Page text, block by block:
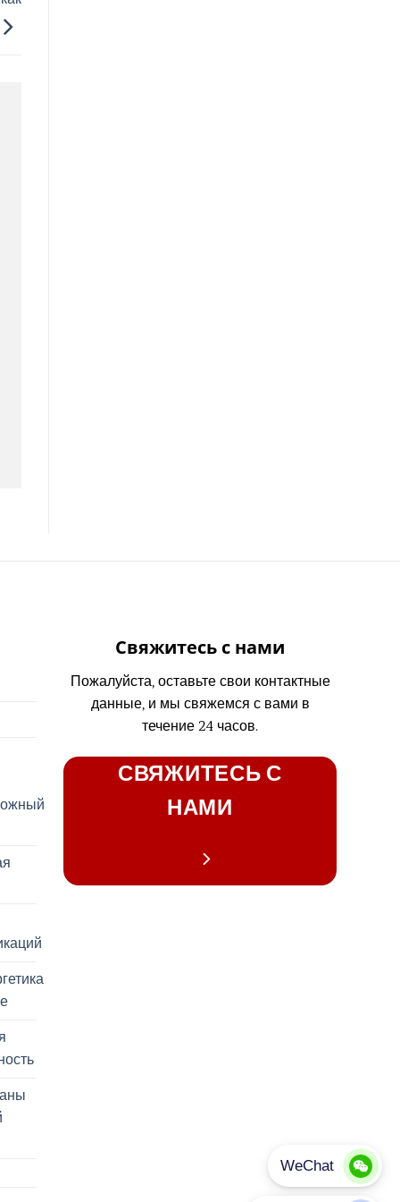
Свяжитесь с нами
Пожалуйста, оставьте свои контактные
данные, и мы свяжемся с вами в
течение 24 часов.
СВЯЖИТЕСЬ С
НАМИ